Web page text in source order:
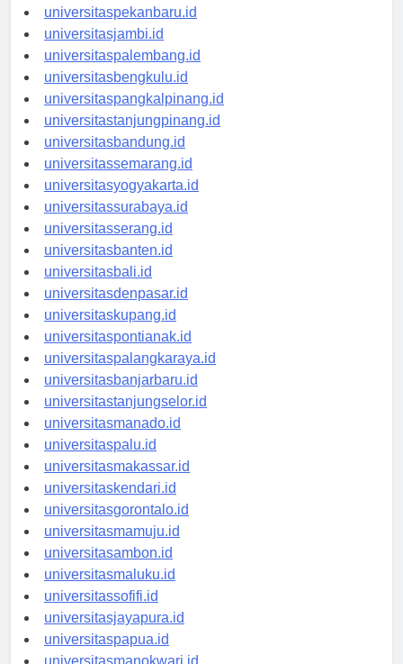
universitaspekanbaru.id
universitasjambi.id
universitaspalembang.id
universitasbengkulu.id
universitaspangkalpinang.id
universitastanjungpinang.id
universitasbandung.id
universitassemarang.id
universitasyogyakarta.id
universitassurabaya.id
universitasserang.id
universitasbanten.id
universitasbali.id
universitasdenpasar.id
universitaskupang.id
universitaspontianak.id
universitaspalangkaraya.id
universitasbanjarbaru.id
universitastanjungselor.id
universitasmanado.id
universitaspalu.id
universitasmakassar.id
universitaskendari.id
universitasgorontalo.id
universitasmamuju.id
universitasambon.id
universitasmaluku.id
universitassofifi.id
universitasjayapura.id
universitaspapua.id
universitasmanokwari.id